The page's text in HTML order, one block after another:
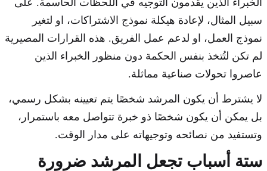
الخبراء الذين يقدمون التوجيه في اللحظات الحاسمة. على
سبيل المثال، لإعادة هيكلة نموذج الاشتراكات، او لتغير
نموذج العمل، او لدعم عمل الفريق. هذه القرارات المصيرية
لم تكن لتُتخذ بنفس الحكمة دون منظور الخبراء الذين
عاصروا تحولات صناعية مماثلة.
لا يشترط أن يكون المرشد شخصًا يتم تعيينه بشكل رسمي،
بل يمكن أن يكون شخصًا ذو خبرة تتواصل معه باستمرار،
وتستفيد من نصائحه وتوجيهاته على مدار الوقت.
ستة أسباب تجعل المرشد ضرورة